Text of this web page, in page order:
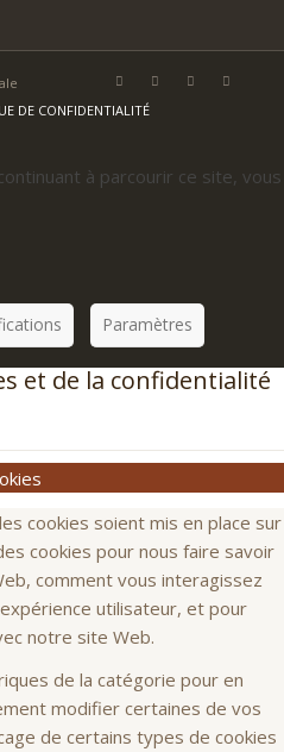
DE CONFIDENTIALITÉ
à parcourir ce site, vous
Paramètres
et de la confidentialité
cookies soient mis en place sur
cookies pour nous faire savoir
comment vous interagissez
utilisateur, et pour
notre site Web.
de la catégorie pour en
modifier certaines de vos
de certains types de cookies